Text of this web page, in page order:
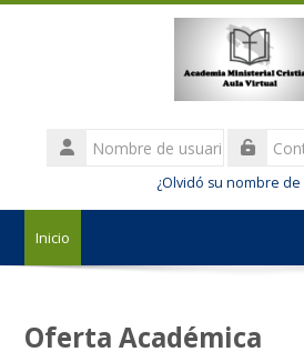
Nombre
de
¿Olvidó su nombre
Inicio
Estudios
Oferta Académica